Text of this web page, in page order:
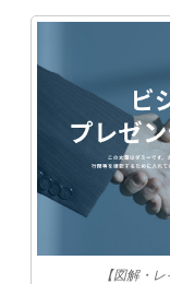
【図解・